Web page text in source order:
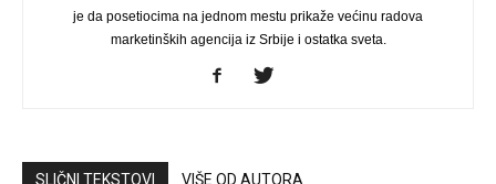
je da posetiocima na jednom mestu prikaže većinu radova
marketinških agencija iz Srbije i ostatka sveta.
SLIČNI TEKSTOVI VIŠE OD AUTORA